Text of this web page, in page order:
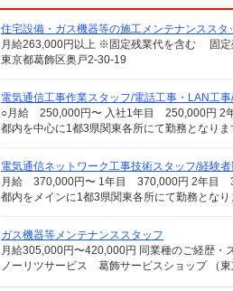
住宅設備・ガス機器等の施工メンテナンススタ
東京都葛飾区奥戸2-30-19
電気通信工事作業スタッフ/電話工事・LAN工事/
都内を中心に1都3県関東各所にて勤務となりま
電気通信ネットワーク工事技術スタッフ/経験
都内をメインに1都3県関東各所にて勤務となり
ガス機器等メンテナンススタッフ
ノーリツサービス 葛飾サービスショップ （東